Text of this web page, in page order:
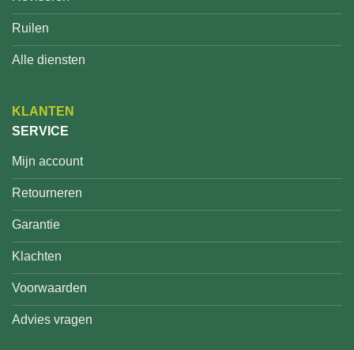
Ruilen
Alle diensten
KLANTEN
SERVICE
Mijn account
Retourneren
Garantie
Klachten
Voorwaarden
Advies vragen